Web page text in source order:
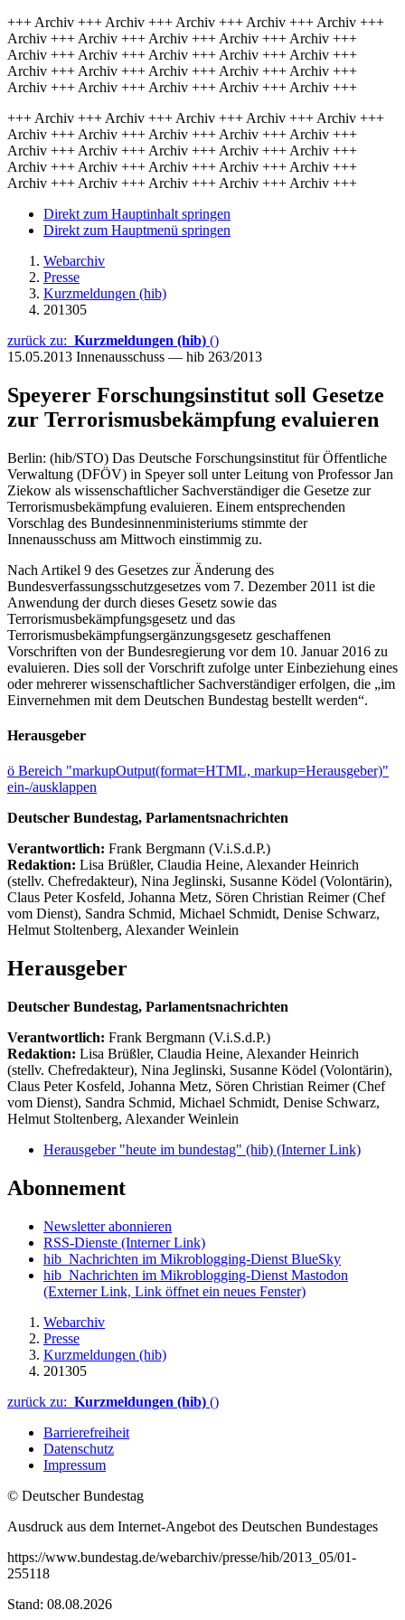
+++ Archiv +++ Archiv +++ Archiv +++ Archiv +++ Archiv +++
Archiv +++ Archiv +++ Archiv +++ Archiv +++ Archiv +++
Archiv +++ Archiv +++ Archiv +++ Archiv +++ Archiv +++
Archiv +++ Archiv +++ Archiv +++ Archiv +++ Archiv +++
Archiv +++ Archiv +++ Archiv +++ Archiv +++ Archiv +++
+++ Archiv +++ Archiv +++ Archiv +++ Archiv +++ Archiv +++
Archiv +++ Archiv +++ Archiv +++ Archiv +++ Archiv +++
Archiv +++ Archiv +++ Archiv +++ Archiv +++ Archiv +++
Archiv +++ Archiv +++ Archiv +++ Archiv +++ Archiv +++
Archiv +++ Archiv +++ Archiv +++ Archiv +++ Archiv +++
Direkt zum Hauptinhalt springen
Direkt zum Hauptmenü springen
Webarchiv
Presse
Kurzmeldungen (hib)
201305
zurück zu: Kurzmeldungen (hib) ()
15.05.2013 Innenausschuss — hib 263/2013
Speyerer Forschungsinstitut soll Gesetze
zur Terrorismusbekämpfung evaluieren
Berlin: (hib/STO) Das Deutsche Forschungsinstitut für Öffentliche
Verwaltung (DFÖV) in Speyer soll unter Leitung von Professor Jan
Ziekow als wissenschaftlicher Sachverständiger die Gesetze zur
Terrorismusbekämpfung evaluieren. Einem entsprechenden
Vorschlag des Bundesinnenministeriums stimmte der
Innenausschuss am Mittwoch einstimmig zu.
Nach Artikel 9 des Gesetzes zur Änderung des
Bundesverfassungsschutzgesetzes vom 7. Dezember 2011 ist die
Anwendung der durch dieses Gesetz sowie das
Terrorismusbekämpfungsgesetz und das
Terrorismusbekämpfungsergänzungsgesetz geschaffenen
Vorschriften von der Bundesregierung vor dem 10. Januar 2016 zu
evaluieren. Dies soll der Vorschrift zufolge unter Einbeziehung eines
oder mehrerer wissenschaftlicher Sachverständiger erfolgen, die „im
Einvernehmen mit dem Deutschen Bundestag bestellt werden“.
Herausgeber
ö Bereich "markupOutput(format=HTML, markup=Herausgeber)"
ein-/ausklappen
Deutscher Bundestag, Parlamentsnachrichten
Verantwortlich: Frank Bergmann (V.i.S.d.P.)
Redaktion: Lisa Brüßler, Claudia Heine, Alexander Heinrich
(stellv. Chefredakteur), Nina Jeglinski, Susanne Ködel (Volontärin),
Claus Peter Kosfeld, Johanna Metz, Sören Christian Reimer (Chef
vom Dienst), Sandra Schmid, Michael Schmidt, Denise Schwarz,
Helmut Stoltenberg, Alexander Weinlein
Herausgeber
Deutscher Bundestag, Parlamentsnachrichten
Verantwortlich: Frank Bergmann (V.i.S.d.P.)
Redaktion: Lisa Brüßler, Claudia Heine, Alexander Heinrich
(stellv. Chefredakteur), Nina Jeglinski, Susanne Ködel (Volontärin),
Claus Peter Kosfeld, Johanna Metz, Sören Christian Reimer (Chef
vom Dienst), Sandra Schmid, Michael Schmidt, Denise Schwarz,
Helmut Stoltenberg, Alexander Weinlein
Herausgeber "heute im bundestag" (hib) (Interner Link)
Abonnement
Newsletter abonnieren
RSS-Dienste (Interner Link)
hib_Nachrichten im Mikroblogging-Dienst BlueSky
hib_Nachrichten im Mikroblogging-Dienst Mastodon
(Externer Link, Link öffnet ein neues Fenster)
Webarchiv
Presse
Kurzmeldungen (hib)
201305
zurück zu: Kurzmeldungen (hib) ()
Barrierefreiheit
Datenschutz
Impressum
© Deutscher Bundestag
Ausdruck aus dem Internet-Angebot des Deutschen Bundestages
https://www.bundestag.de/webarchiv/presse/hib/2013_05/01-
255118
Stand: 08.08.2026